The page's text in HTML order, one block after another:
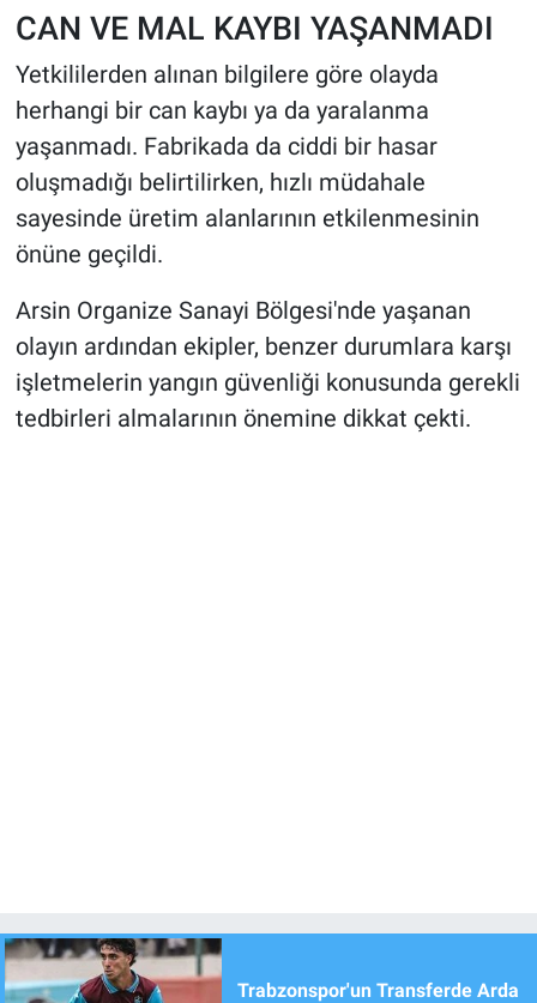
CAN VE MAL KAYBI YAŞANMADI
Yetkililerden alınan bilgilere göre olayda
herhangi bir can kaybı ya da yaralanma
yaşanmadı. Fabrikada da ciddi bir hasar
oluşmadığı belirtilirken, hızlı müdahale
sayesinde üretim alanlarının etkilenmesinin
önüne geçildi.
Arsin Organize Sanayi Bölgesi'nde yaşanan
olayın ardından ekipler, benzer durumlara karşı
işletmelerin yangın güvenliği konusunda gerekli
tedbirleri almalarının önemine dikkat çekti.
Trabzonspor'un Transferde Arda